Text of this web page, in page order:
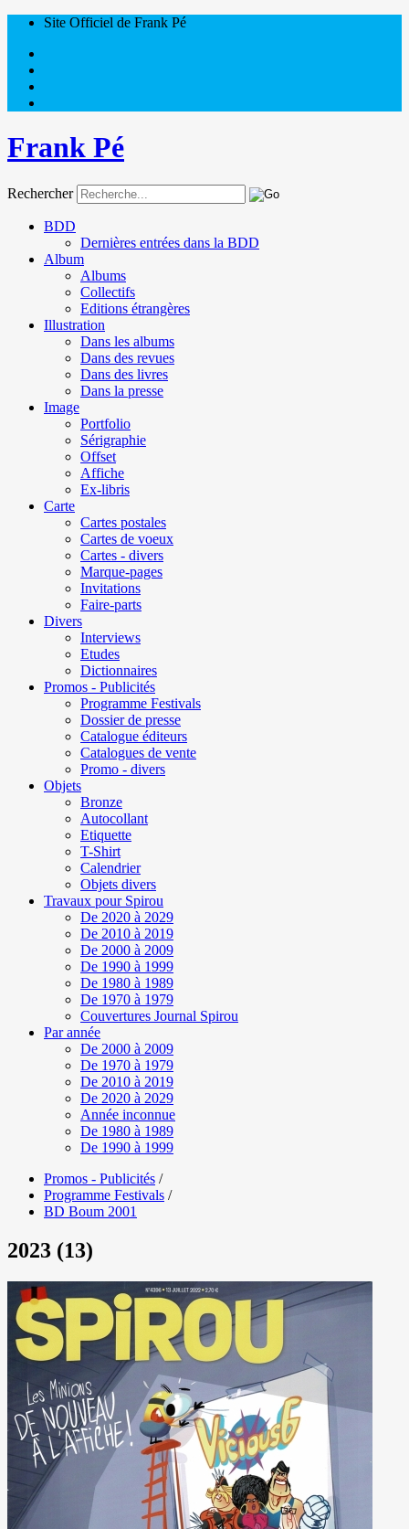
Site Officiel de Frank Pé
Frank Pé
Rechercher
BDD
Dernières entrées dans la BDD
Album
Albums
Collectifs
Editions étrangères
Illustration
Dans les albums
Dans des revues
Dans des livres
Dans la presse
Image
Portfolio
Sérigraphie
Offset
Affiche
Ex-libris
Carte
Cartes postales
Cartes de voeux
Cartes - divers
Marque-pages
Invitations
Faire-parts
Divers
Interviews
Etudes
Dictionnaires
Promos - Publicités
Programme Festivals
Dossier de presse
Catalogue éditeurs
Catalogues de vente
Promo - divers
Objets
Bronze
Autocollant
Etiquette
T-Shirt
Calendrier
Objets divers
Travaux pour Spirou
De 2020 à 2029
De 2010 à 2019
De 2000 à 2009
De 1990 à 1999
De 1980 à 1989
De 1970 à 1979
Couvertures Journal Spirou
Par année
De 2000 à 2009
De 1970 à 1979
De 2010 à 2019
De 2020 à 2029
Année inconnue
De 1980 à 1989
De 1990 à 1999
Promos - Publicités /
Programme Festivals /
BD Boum 2001
2023 (13)